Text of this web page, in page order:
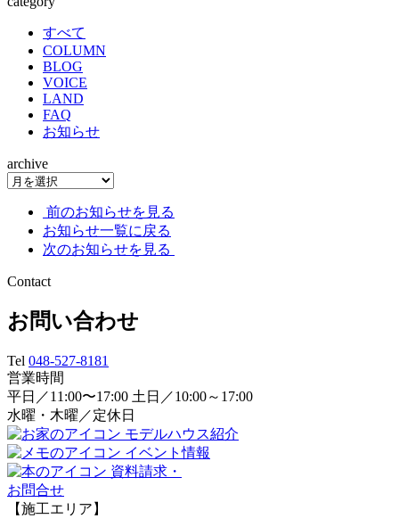
すべて
COLUMN
BLOG
VOICE
LAND
FAQ
お知らせ
archive
前のお知らせを見る
お知らせ一覧に戻る
次のお知らせを見る
Contact
お問い合わせ
Tel 048-527-8181
営業時間
平日／11:00〜17:00 土日／10:00～17:00
水曜・木曜／定休日
モデルハウス紹介
イベント情報
資料請求・
お問合せ
【施工エリア】